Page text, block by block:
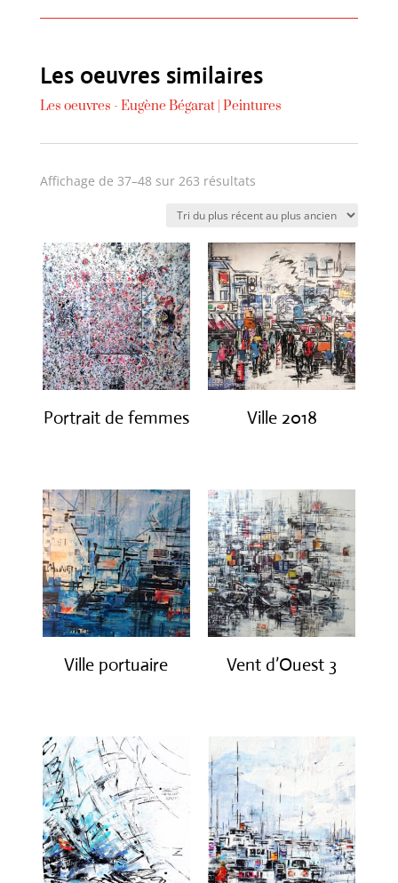
Les oeuvres similaires
Les oeuvres - Eugène Bégarat| Peintures
Affichage de 37–48 sur 263 résultatsTrié
plus
récent
au
plus
ancien
Portrait de femmes Ville 2018
Ville portuaire Vent d’Ouest 3